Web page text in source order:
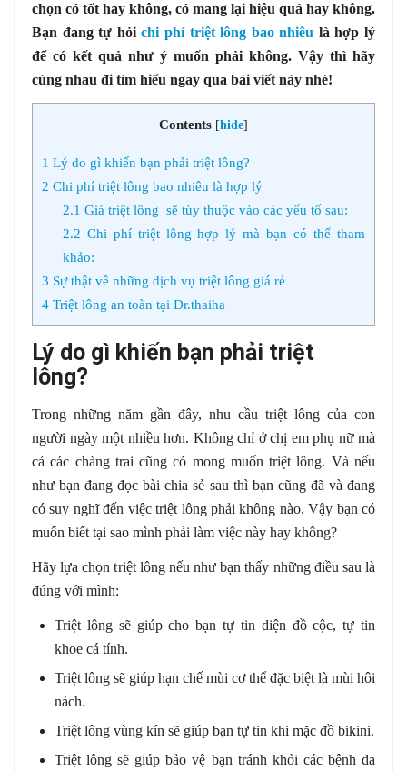
chọn có tốt hay không, có mang lại hiệu quả hay không.
Bạn đang tự hỏichi phí triệt lông bao nhiêu là hợp lý
để có kết quả như ý muốn phải không. Vậy thì hãy
cùng nhau đi tìm hiểu ngay qua bài viết này nhé!
Contents [hide]
1 Lý do gì khiến bạn phải triệt lông?
2 Chi phí triệt lông bao nhiêu là hợp lý
2.1 Giá triệt lông sẽ tùy thuộc vào các yếu tố sau:
2.2 Chi phí triệt lông hợp lý mà bạn có thể tham
khảo:
3 Sự thật về những dịch vụ triệt lông giá rẻ
4 Triệt lông an toàn tại Dr.thaiha
Lý do gì khiến bạn phải triệt
lông?
Trong những năm gần đây, nhu cầu triệt lông của con
người ngày một nhiều hơn. Không chỉ ở chị em phụ nữ mà
cả các chàng trai cũng có mong muốn triệt lông. Và nếu
như bạn đang đọc bài chia sẻ sau thì bạn cũng đã và đang
có suy nghĩ đến việc triệt lông phải không nào. Vậy bạn có
muốn biết tại sao mình phải làm việc này hay không?
Hãy lựa chọn triệt lông nếu như bạn thấy những điều sau là
đúng với mình:
Triệt lông sẽ giúp cho bạn tự tin diện đồ cộc, tự tin
khoe cá tính.
Triệt lông sẽ giúp hạn chế mùi cơ thể đặc biệt là mùi hôi
nách.
Triệt lông vùng kín sẽ giúp bạn tự tin khi mặc đồ bikini.
Triệt lông sẽ giúp bảo vệ bạn tránh khỏi các bệnh da